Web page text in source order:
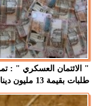
" الائتمان العسكري " :
طلبات بقيمة 13 مليون دينار